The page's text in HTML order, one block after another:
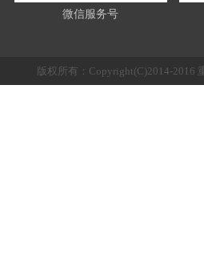
微信服务号
版权所有：Copyright(C)2014-2016